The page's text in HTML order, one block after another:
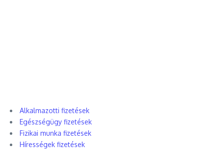
Alkalmazotti fizetések
Egészségügy fizetések
Fizikai munka fizetések
Hírességek fizetések